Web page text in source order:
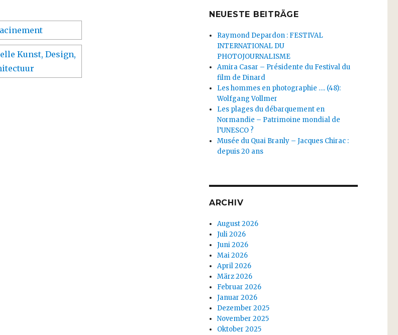
NEUESTE BEITRÄGE
Raymond Depardon : FESTIVAL
INTERNATIONAL DU
PHOTOJOURNALISME
Amira Casar – Présidente du Festival du
film de Dinard
Les hommes en photographie …. (48):
Wolfgang Vollmer
Les plages du débarquement en
Normandie – Patrimoine mondial de
l’UNESCO ?
Musée du Quai Branly – Jacques Chirac :
depuis 20 ans
ARCHIV
August 2026
Juli 2026
Juni 2026
Mai 2026
April 2026
März 2026
Februar 2026
Januar 2026
Dezember 2025
November 2025
Oktober 2025